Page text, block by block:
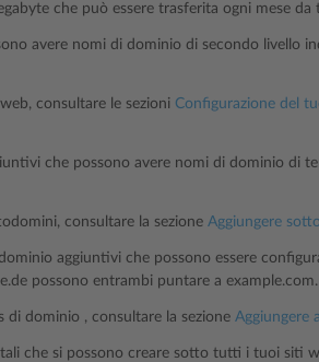
che può essere trasferita ogni mese
avere nomi di dominio di secondo livello
consultare le sezioni Configurazione del
che possono avere nomi di dominio di
consultare la sezione Aggiungere
aggiuntivi che possono essere
possono entrambi puntare a example.com.
di dominio , consultare la sezione Aggiungere
che si possono creare sotto tutti i tuoi siti